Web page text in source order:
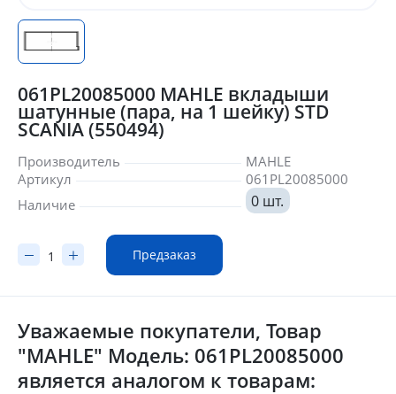
061PL20085000 MAHLE вкладыши
шатунные (пара, на 1 шейку) STD
SCANIA (550494)
Производитель
MAHLE
Артикул
061PL20085000
Наличие
0 шт.
Предзаказ
Уважаемые покупатели, Товар
"MAHLE" Модель: 061PL20085000
является аналогом к товарам: